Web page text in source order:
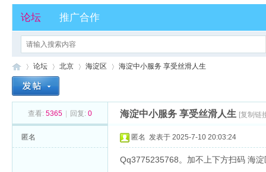
论坛 推广合作
论坛
›
北京
›
海淀区 海淀中小服务 享受丝滑人生
查看: 5365 回复: 0 海淀中小服务 享受丝滑人生 [复制链
匿名 匿名发表于 2025-7-10 20:03:24
Qq3775235768。加不上下方扫码 海